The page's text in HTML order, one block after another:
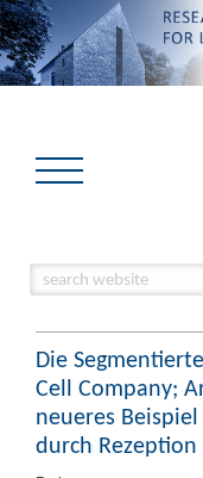
Die
Cell Company;
neueres
durch